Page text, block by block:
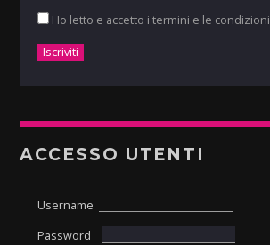
Ho letto e accetto i termini e le condizioni
ACCESSO UTENTI
Username
Password